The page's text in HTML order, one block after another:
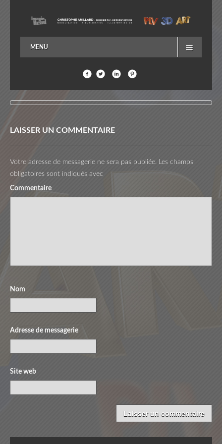
MENU
EN SAVOIR PLUS…
LAISSER UN COMMENTAIRE
Votre adresse de messagerie ne sera pas publiée. Les champs
obligatoires sont indiqués avec
Commentaire
Nom
Adresse de messagerie
Site web